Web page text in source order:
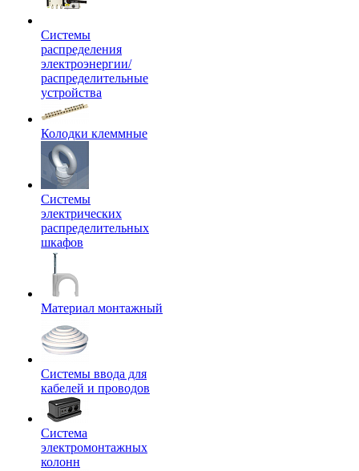
Системы
распределения
электроэнергии/
распределительные
устройства
Колодки клеммные
Системы
электрических
распределительных
шкафов
Материал монтажный
Системы ввода для
кабелей и проводов
Система
электромонтажных
колонн